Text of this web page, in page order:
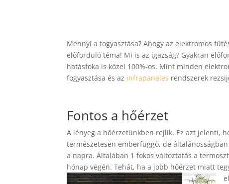
Mennyi a fogyasztása? Ahogy az elektromos
előforduló téma! Mi is az igazság? Gyakran
hatásfoka is közel 100%-os. Mint minden
fogyasztása és az infrapaneles rendszerek
Fontos a hőérzet
A lényeg a hőérzetünkben rejlik. Ez azt jelenti,
természetesen emberfüggő, de
a napra. Általában 1 fokos változtatás a
hónap végén. Tehát, ha a jobb hőérzet miatt